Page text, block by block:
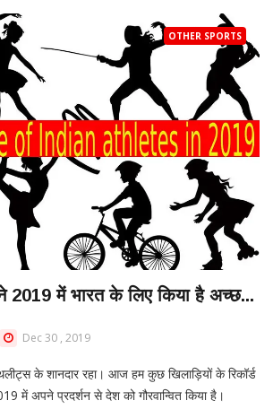
OTHER SPORTS
2019 में भारत के लिए किया है अच्छ...
Dec 30 , 2019
के शानदार रहा। आज हम कुछ खिलाड़ियों के रिकॉर्ड
में अपने प्रदर्शन से देश को गौरवान्वित किया है।